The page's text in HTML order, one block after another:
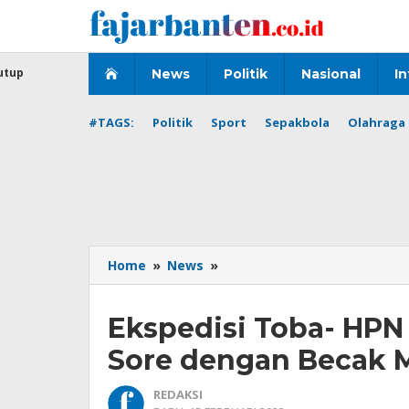
News Politik Nasional
#TAGS: Politik Sport Sepakbola
Home » News »
Toba-
2023:
Asyiknya
Jalan-
Jalan
Ekspedisi Toba-
Sore dengan Becak
REDAKSI